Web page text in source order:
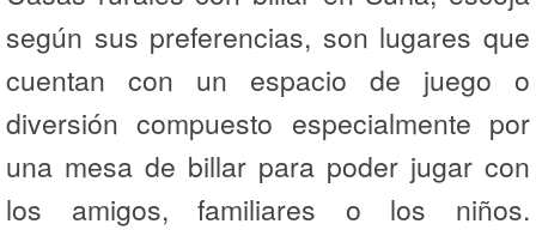
según sus preferencias, son lugares que
cuentan con un espacio de juego o
diversión compuesto especialmente por
una mesa de billar para poder jugar con
los amigos, familiares o los niños.